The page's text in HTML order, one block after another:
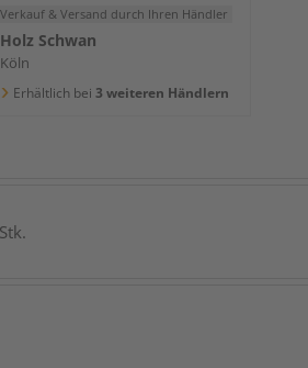
Verkauf & Versand durch Ihren Händler
Holz Schwan
Köln
Erhältlich bei 3 weiteren Händlern